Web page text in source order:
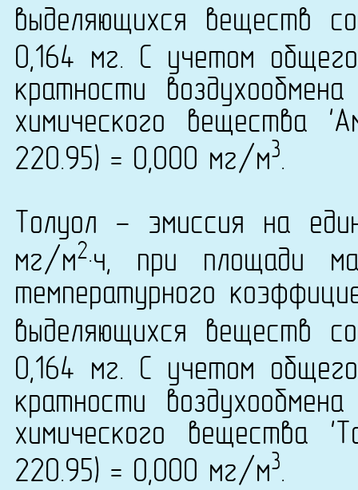
выделяющихся веществ
0,164 мг. С учетом
кратности
химического
220.95) = 0,000 мг/м3.
Толуол - эмиссия на
мг/м2·ч, при площади
температурного
выделяющихся веществ
0,164 мг. С учетом
кратности
химического
220.95) = 0,000 мг/м3.